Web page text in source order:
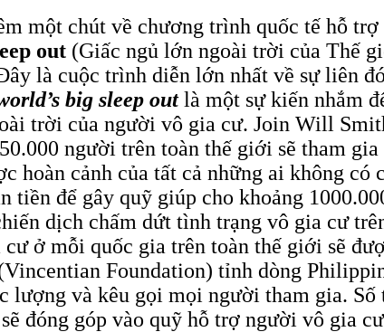
một chút về chương trình quốc tế hỗ
out (Giấc ngủ lớn ngoài trời của Thế
là cuộc trình diễn lớn nhất về sự liên
big sleep outlà một sự kiến nhắm
trời của người vô gia cư. Join Will
người trên toàn thế giới sẽ tham
hoàn cảnh của tất cả những ai không
tiền để gây quỹ giúp cho khoảng
dịch chấm dứt tình trạng vô gia cư
ở mỗi quốc gia trên toàn thế giới sẽ
Foundation) tỉnh dòng
lượng và kêu gọi mọi người tham gia.
đóng góp vào quỹ hỗ trợ người vô gia